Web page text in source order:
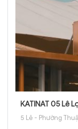
KATINAT 05 Lê
5 Lê - Phường